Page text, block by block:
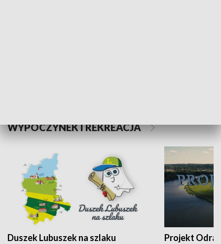
WYPOCZYNEK I REKREACJA
Duszek Lubuszek na szlaku Projekt Odra